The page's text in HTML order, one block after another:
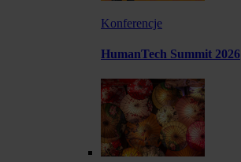
Konferencje
HumanTech Summit 2026